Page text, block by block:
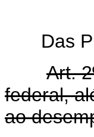
Das
Art.
federal,
ao